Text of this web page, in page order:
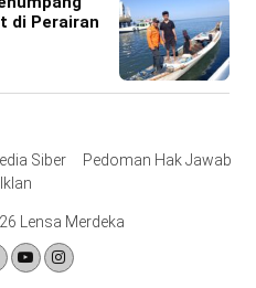
di Perairan
Siber
Pedoman Hak Jawab
Lensa Merdeka